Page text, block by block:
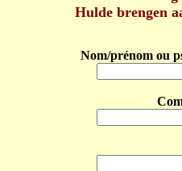
Hulde brengen
Nom/prénom ou